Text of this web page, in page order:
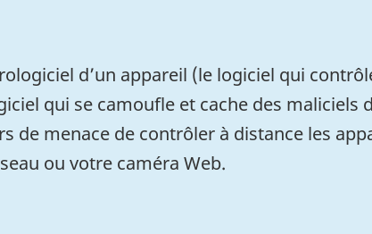
d’un appareil (le logiciel qui
qui se camoufle et cache des maliciels
de menace de contrôler à distance les
ou votre caméra Web.